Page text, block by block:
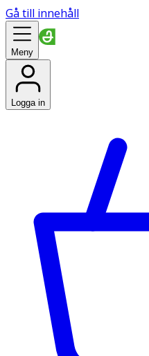
Gå till innehåll
Meny
Logga in